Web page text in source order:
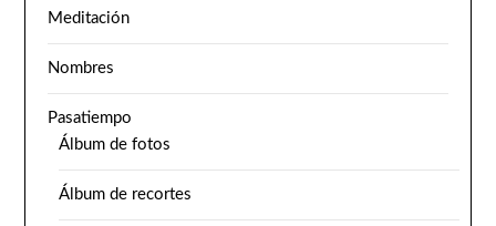
Meditación
Nombres
Pasatiempo
Álbum de fotos
Álbum de recortes